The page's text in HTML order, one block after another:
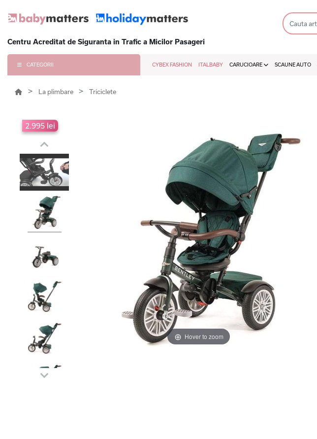
Centru Acreditat de Siguranta in Trafic a Micilor Pasageri
CATEGORII CYBEX FASHION ITALBABY CARUCIOARE SCAUNE AUTO
La plimbare Triciclete
2.995 lei
Hover to zoom